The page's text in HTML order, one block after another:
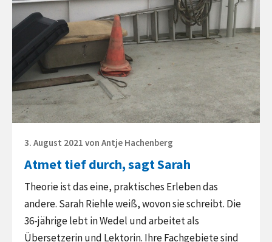
Posted
3. August 2021 von Antje Hachenberg
Atmet tief durch, sagt Sarah
Theorie ist das eine, praktisches Erleben das
andere. Sarah Riehle weiß, wovon sie schreibt. Die
36-jährige lebt in Wedel und arbeitet als
Übersetzerin und Lektorin. Ihre Fachgebiete sind